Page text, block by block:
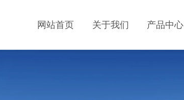
网站首页 关于我们 产品中心